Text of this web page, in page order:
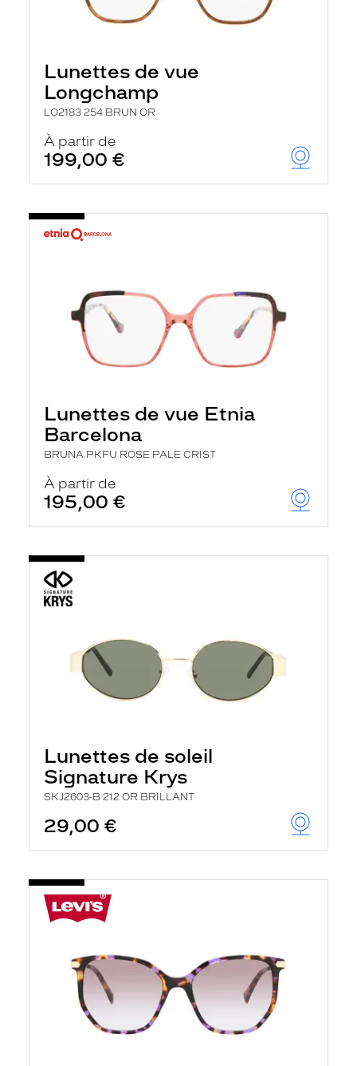
Lunettes de vue
Longchamp
LO2183 254 BRUN OR
À partir de
199,00 €
Lunettes de vue Etnia
Barcelona
BRUNA PKFU ROSE PALE CRIST
À partir de
195,00 €
Lunettes de soleil
Signature Krys
SKJ2603-B 212 OR BRILLANT
29,00 €